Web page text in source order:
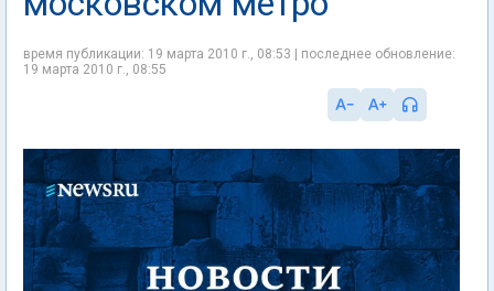
время публикации: 19 марта 2010 г., 08:53 | последнее обновление:
19 марта 2010 г., 08:55